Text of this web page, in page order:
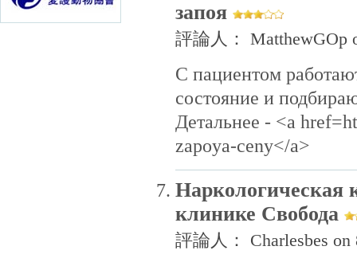
запоя
評論人： MatthewGOp
С пациентом
состояние и
Детальнее - <a
zapoya-ceny</a>
Наркологическая
клинике Свобода
評論人： Charlesbes on